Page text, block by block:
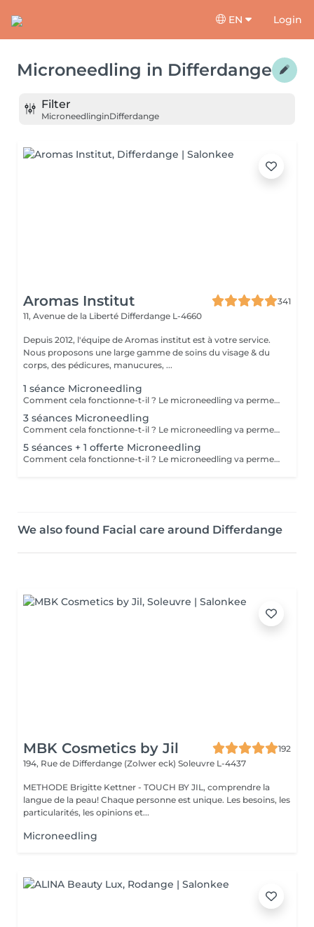
EN Login
Microneedling in Differdange
Filter
MicroneedlinginDifferdange
Aromas Institut
341
11, Avenue de la Liberté Differdange L-4660
Depuis 2012, l'équipe de Aromas institut est à votre service.
Nous proposons une large gamme de soins du visage & du
corps, des pédicures, manucures, ...
1 séance Microneedling
Comment cela fonctionne-t-il ? Le microneedling va permettre une pénétration de principes actifs boosteur dans la peau grâce à des micros aiguilles. Quels résultats ? Une peau lisse, une réduction des pores dilatés, atténuation des rides et ridules. Nous vous prions de bien vouloir respecter votre rendez-vous. En prenant rendez-vous, vous occupez une place, dont une autre personne aurait éventuellement besoin. Tout rendez-vous non annulé 24h en avance, est susceptible d'être facturé. (Si vous ne pouvez pas vous présenter à votre RDV, proposez-le éventuellement à un proche ou à un ami) Toute l'équipe de Aromas Institut vous remercie pour votre respect et votre compréhension.
3 séances Microneedling
Comment cela fonctionne-t-il ? Le microneedling va permettre une pénétration de principes actifs boosteur dans la peau grâce à des micros aiguilles. Quels résultats ? Une peau lisse, une réduction des pores dilatés, atténuation des rides et ridules. Nous vous prions de bien vouloir respecter votre rendez-vous. En prenant rendez-vous, vous occupez une place, dont une autre personne aurait éventuellement besoin. Tout rendez-vous non annulé 24h en avance, est susceptible d'être facturé. (Si vous ne pouvez pas vous présenter à votre RDV, proposez-le éventuellement à un proche ou à un ami) Toute l'équipe de Aromas Institut vous remercie pour votre respect et votre compréhension.
5 séances + 1 offerte Microneedling
Comment cela fonctionne-t-il ? Le microneedling va permettre une pénétration de principes actifs boosteur dans la peau grâce à des micros aiguilles. Quels résultats ? Une peau lisse, une réduction des pores dilatés, atténuation des rides et ridules. Nous vous prions de bien vouloir respecter votre rendez-vous. En prenant rendez-vous, vous occupez une place, dont une autre personne aurait éventuellement besoin. Tout rendez-vous non annulé 24h en avance, est susceptible d'être facturé. (Si vous ne pouvez pas vous présenter à votre RDV, proposez-le éventuellement à un proche ou à un ami) Toute l'équipe de Aromas Institut vous remercie pour votre respect et votre compréhension.
We also found Facial care around Differdange
MBK Cosmetics by Jil
192
194, Rue de Differdange (Zolwer eck) Soleuvre L-4437
METHODE Brigitte Kettner - TOUCH BY JIL, comprendre la
langue de la peau! Chaque personne est unique. Les besoins, les
particularités, les opinions et...
Microneedling